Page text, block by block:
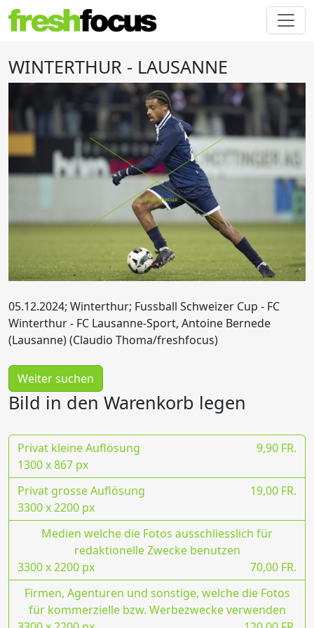
WINTERTHUR - LAUSANNE
05.12.2024; Winterthur; Fussball Schweizer Cup - FC
Winterthur - FC Lausanne-Sport, Antoine Bernede
(Lausanne) (Claudio Thoma/freshfocus)
Weiter suchen
Bild in den Warenkorb legen
Privat kleine Auflösung
9,90 FR.
1300 x 867 px
Privat grosse Auflösung
19,00 FR.
3300 x 2200 px
Medien welche die Fotos ausschliesslich für
redaktionelle Zwecke benutzen
70,00 FR.
3300 x 2200 px
Firmen, Agenturen und sonstige, welche die Fotos
für kommerzielle bzw. Werbezwecke verwenden